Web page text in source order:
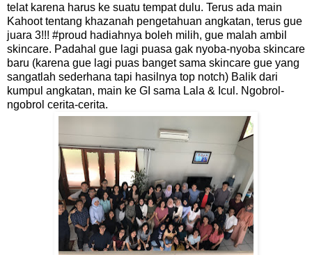
telat karena harus ke suatu tempat dulu. Terus ada main
Kahoot tentang khazanah pengetahuan angkatan, terus gue
juara 3!!! #proud hadiahnya boleh milih, gue malah ambil
skincare. Padahal gue lagi puasa gak nyoba-nyoba skincare
baru (karena gue lagi puas banget sama skincare gue yang
sangatlah sederhana tapi hasilnya top notch) Balik dari
kumpul angkatan, main ke GI sama Lala & Icul. Ngobrol-
ngobrol cerita-cerita.